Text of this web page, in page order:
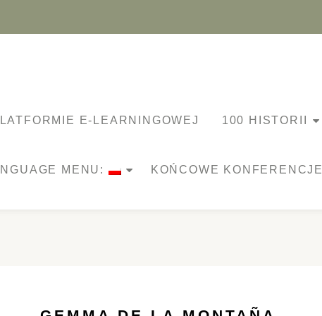
E-LEARNINGOWEJ 100 HISTORII
MENU: KOŃCOWE KONFERENCJE